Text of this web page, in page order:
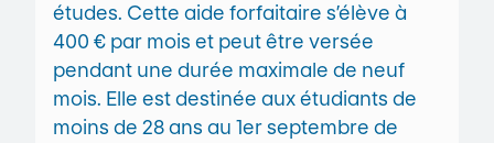
études. Cette aide forfaitaire s’élève à
400 € par mois et peut être versée
pendant une durée maximale de neuf
mois. Elle est destinée aux étudiants de
moins de 28 ans au 1er septembre de